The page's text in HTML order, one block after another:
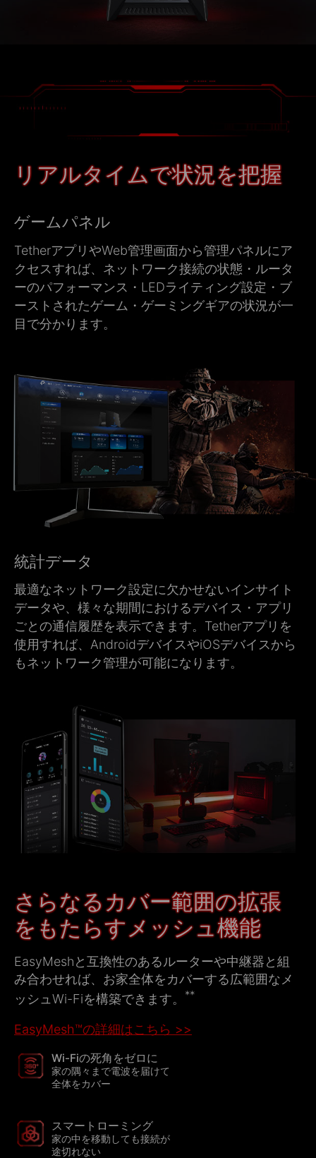
リアルタイムで状況を把握
ゲームパネル
TetherアプリやWeb管理画面から管理パネルにア
クセスすれば、ネットワーク接続の状態・ルータ
ーのパフォーマンス・LEDライティング設定・ブ
ーストされたゲーム・ゲーミングギアの状況が一
目で分かります。
統計データ
最適なネットワーク設定に欠かせないインサイト
データや、様々な期間におけるデバイス・アプリ
ごとの通信履歴を表示できます。Tetherアプリを
使用すれば、AndroidデバイスやiOSデバイスから
もネットワーク管理が可能になります。
ダウンロード
ダウンロード
さらなるカバー範囲の拡張
をもたらすメッシュ機能
EasyMeshと互換性のあるルーターや中継器と組
み合わせれば、お家全体をカバーする広範囲なメ
ッシュWi-Fiを構築できます。
**
EasyMesh™の詳細はこちら >>
Wi-Fiの死角をゼロに
家の隅々まで電波を届けて
全体をカバー
スマートローミング
家の中を移動しても接続が
途切れない